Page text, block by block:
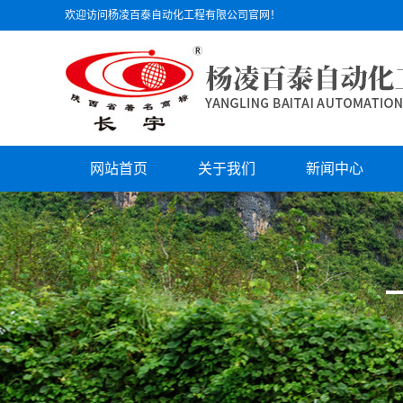
欢迎访问杨凌百泰自动化工程有限公司官网！
网站首页 关于我们
公司简介
文化理念
组织机构
员工风采
公司荣誉
资质证书
新闻中心
公司动态
行业动态
技术支持